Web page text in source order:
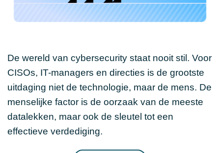
De wereld van cybersecurity staat nooit stil. Voor
CISOs, IT-managers en directies is de grootste
uitdaging niet de technologie, maar de mens. De
menselijke factor is de oorzaak van de meeste
datalekken, maar ook de sleutel tot een
effectieve verdediging.